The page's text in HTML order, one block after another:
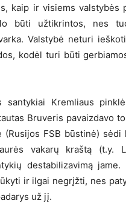
kaip ir visiems valstybės
būti užtikrintos, nes
Valstybė neturi
kodėl turi būti
santykiai Kremliaus
Bruveris pavaizdavo
(Rusijos FSB būstinė) sėdi
vakarų kraštą (t.y.
destabilizavimą jame.
ir ilgai negrįžti, nes
už jį.